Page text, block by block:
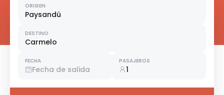
ORIGEN
Paysandú
DESTINO
Carmelo
FECHA
Fecha de salida
PASAJEROS
1